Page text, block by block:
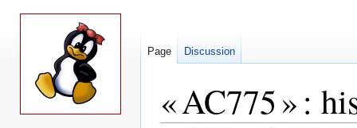
« AC775 » :
Page Discussion